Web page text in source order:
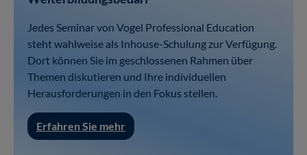
Jedes Seminar von Vogel Professional Education
steht wahlweise als Inhouse-Schulung zur Verfügung.
Dort können Sie im geschlossenen Rahmen über
Themen diskutieren und Ihre individuellen
Herausforderungen in den Fokus stellen.
Erfahren Sie mehr